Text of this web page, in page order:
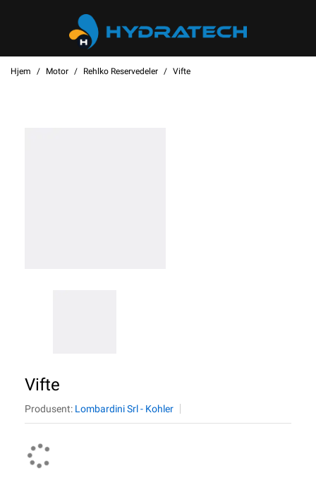
Hjem Motor Rehlko Reservedeler Vifte
Vifte
Produsent: Lombardini Srl - Kohler